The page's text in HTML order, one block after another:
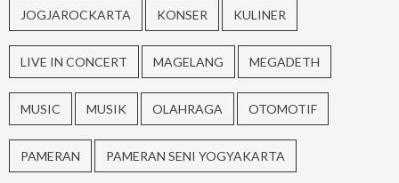
JOGJAROCKARTA KONSER KULINER
LIVE IN CONCERT MAGELANG MEGADETH
MUSIC MUSIK OLAHRAGA OTOMOTIF
PAMERAN PAMERAN SENI YOGYAKARTA